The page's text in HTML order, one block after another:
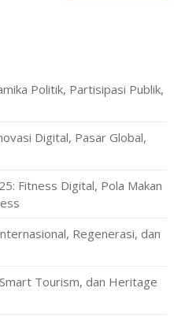
Politik, Partisipasi Publik,
Digital, Pasar Global,
Fitness Digital, Pola Makan
Regenerasi, dan
Tourism, dan Heritage